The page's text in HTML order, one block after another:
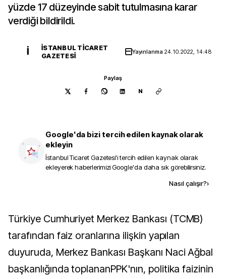
yüzde 17 düzeyinde sabit tutulmasına karar
verdiği bildirildi.
İ
İSTANBUL TICARET
GAZETESI
Yayınlanma 24.10.2022, 14:48
Paylaş
N
Google'da bizi tercih edilen kaynak olarak
ekleyin
İstanbul Ticaret Gazetesi'i tercih edilen kaynak olarak
ekleyerek haberlerimizi Google'da daha sık görebilirsiniz.
Nasıl çalışır?›
Türkiye Cumhuriyet Merkez Bankası (TCMB)
tarafından faiz oranlarına ilişkin yapılan
duyuruda, Merkez Bankası Başkanı Naci Ağbal
başkanlığında toplananPPK'nın, politika faizinin